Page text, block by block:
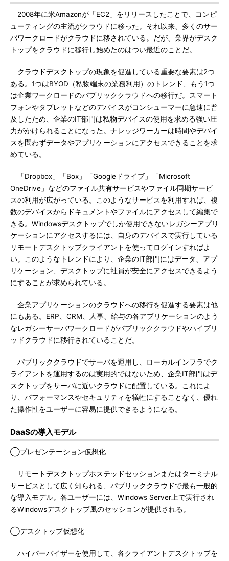
2008年に米Amazonが「EC2」をリリースしたことで、コンピ
ューティングの主流がクラウドに移った。それ以来、多くのサー
バワークロードがクラウドに移されている。だが、業界がデスク
トップをクラウドに移行し始めたのはつい最近のことだ。
クラウドデスクトップの現象を促進している重要な要素は2つ
ある。1つはBYOD（私物端末の業務利用）のトレンド、もう1つ
は企業ワークロードのパブリッククラウドへの移行だ。スマート
フォンやタブレットなどのデバイスがコンシューマーに急速に普
及したため、企業のIT部門は私物デバイスの使用を求める強い圧
力がかけられることになった。ナレッジワーカーは時間やデバイ
スを問わずデータやアプリケーションにアクセスできることを求
めている。
「Dropbox」「Box」「Googleドライブ」「Microsoft
OneDrive」などのファイル共有サービスやファイル同期サービ
スの利用が広がっている。このようなサービスを利用すれば、複
数のデバイスからドキュメントやファイルにアクセスして編集で
きる。Windowsデスクトップでしか使用できないレガシーアプリ
ケーションにアクセスするには、自身のデバイスで実行している
リモートデスクトップクライアントを使ってログインすればよ
い。このようなトレンドにより、企業のIT部門にはデータ、アプ
リケーション、デスクトップに社員が安全にアクセスできるよう
にすることが求められている。
企業アプリケーションのクラウドへの移行を促進する要素は他
にもある。ERP、CRM、人事、給与の各アプリケーションのよう
なレガシーサーバワークロードがパブリッククラウドやハイブリ
ッドクラウドに移行されていることだ。
パブリッククラウドでサーバを運用し、ローカルインフラでク
ライアントを運用するのは実用的ではないため、企業IT部門はデ
スクトップをサーバに近いクラウドに配置している。これによ
り、パフォーマンスやセキュリティを犠牲にすることなく、優れ
た操作性をユーザーに容易に提供できるようになる。
DaaSの導入モデル
◯プレゼンテーション仮想化
リモートデスクトップホステッドセッションまたはターミナル
サービスとして広く知られる、パブリッククラウドで最も一般的
な導入モデル。各ユーザーには、Windows Server上で実行され
るWindowsデスクトップ風のセッションが提供される。
◯デスクトップ仮想化
ハイパーバイザーを使用して、各クライアントデスクトップを